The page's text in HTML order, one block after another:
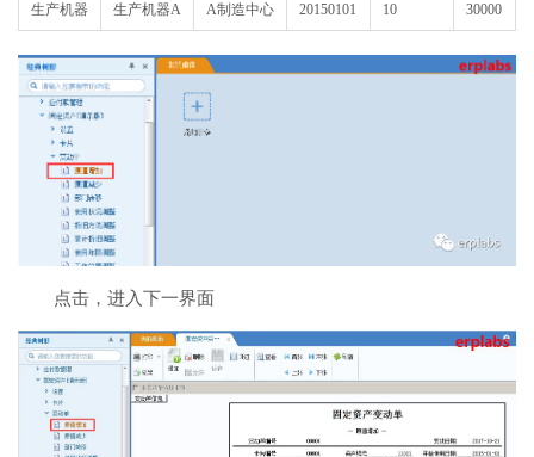
生产机器 生产机器A A制造中心 20150101 10 30000
点击，进入下一界面